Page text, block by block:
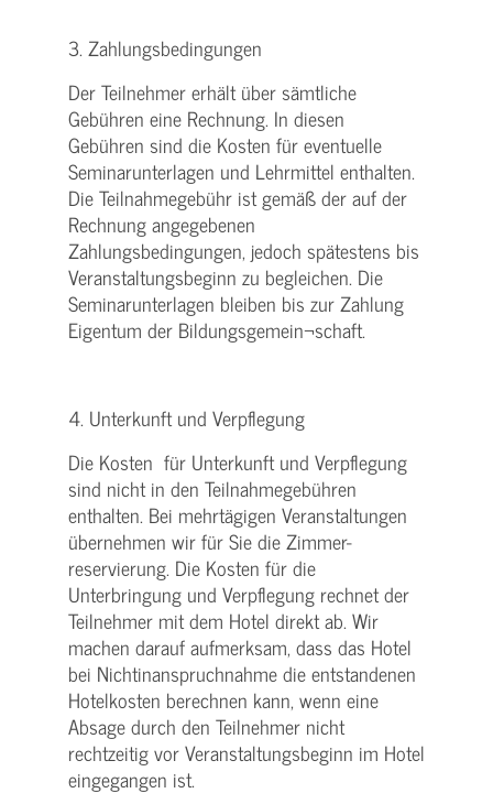
3. Zahlungsbedingungen
Der Teilnehmer erhält über sämtliche
Gebühren eine Rechnung. In diesen
Gebühren sind die Kosten für eventuelle
Seminarunterlagen und Lehrmittel enthalten.
Die Teilnahmegebühr ist gemäß der auf der
Rechnung angegebenen
Zahlungsbedingungen, jedoch spätestens bis
Veranstaltungsbeginn zu begleichen. Die
Seminarunterlagen bleiben bis zur Zahlung
Eigentum der Bildungsgemein¬schaft.
4. Unterkunft und Verpflegung
Die Kosten für Unterkunft und Verpflegung
sind nicht in den Teilnahmegebühren
enthalten. Bei mehrtägigen Veranstaltungen
übernehmen wir für Sie die Zimmer-
reservierung. Die Kosten für die
Unterbringung und Verpflegung rechnet der
Teilnehmer mit dem Hotel direkt ab. Wir
machen darauf aufmerksam, dass das Hotel
bei Nichtinanspruchnahme die entstandenen
Hotelkosten berechnen kann, wenn eine
Absage durch den Teilnehmer nicht
rechtzeitig vor Veranstaltungsbeginn im Hotel
eingegangen ist.